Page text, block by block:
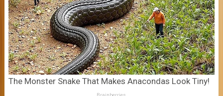
The Monster Snake That Makes Anacondas Look Tiny!